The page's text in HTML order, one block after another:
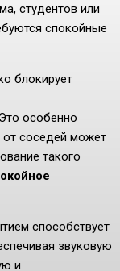
студентов или
спокойные
блокирует
особенно
от соседей может
такого
способствует
звуковую
и